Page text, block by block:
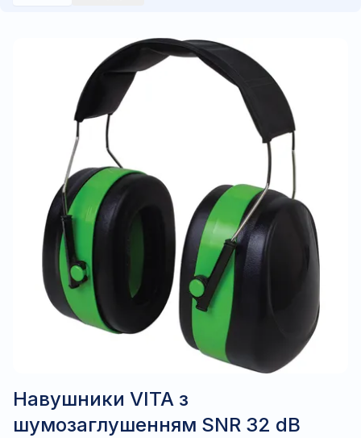
Навушники VITA з
шумозаглушенням SNR 32 dB